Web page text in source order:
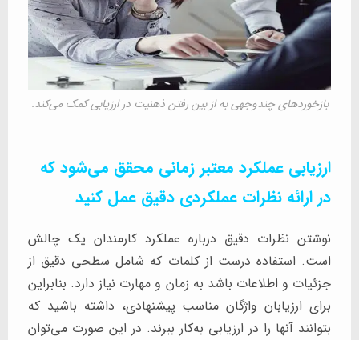
بازخوردهای چندوجهی به از بین رفتن ذهنیت در ارزیابی کمک می‌کند.
ارزیابی عملکرد معتبر زمانی محقق می‌شود که
در ارائه نظرات عملکردی دقیق عمل کنید
نوشتن نظرات دقیق درباره عملکرد کارمندان یک چالش
است. استفاده درست از کلمات که شامل سطحی دقیق از
جزئیات و اطلاعات باشد به زمان و مهارت نیاز دارد. بنابراین
برای ارزیابان واژگان مناسب پیشنهادی، داشته باشید که
بتوانند آنها را در ارزیابی به‌کار ببرند. در این صورت می‌توان